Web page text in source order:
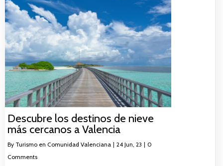
Descubre los destinos de nieve
más cercanos a Valencia
By Turismo en Comunidad Valenciana | 24 Jun, 23 | 0
Comments